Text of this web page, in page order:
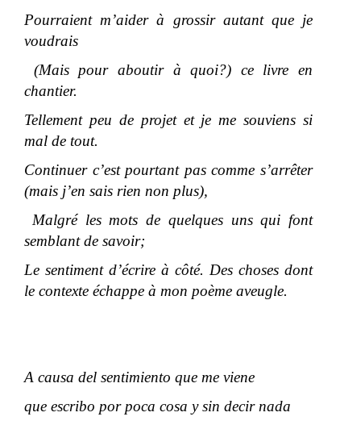
Pourraient m’aider à grossir autant que je
voudrais
(Mais pour aboutir à quoi?) ce livre en
chantier.
Tellement peu de projet et je me souviens si
mal de tout.
Continuer c’est pourtant pas comme s’arrêter
(mais j’en sais rien non plus),
Malgré les mots de quelques uns qui font
semblant de savoir;
Le sentiment d’écrire à côté. Des choses dont
le contexte échappe à mon poème aveugle.
A causa del sentimiento que me viene
que escribo por poca cosa y sin decir nada